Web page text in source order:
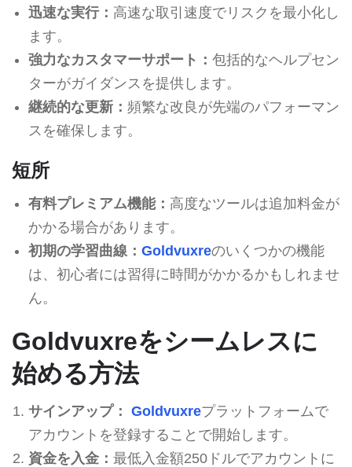
迅速な実行： 高速な取引速度でリスクを最小化し
ます。
強力なカスタマーサポート： 包括的なヘルプセン
ターがガイダンスを提供します。
継続的な更新： 頻繁な改良が先端のパフォーマン
スを確保します。
短所
有料プレミアム機能： 高度なツールは追加料金が
かかる場合があります。
初期の学習曲線： Goldvuxreのいくつかの機能
は、初心者には習得に時間がかかるかもしれませ
ん。
Goldvuxreをシームレスに
始める方法
サインアップ： Goldvuxreプラットフォームで
アカウントを登録することで開始します。
資金を入金： 最低入金額250ドルでアカウントに